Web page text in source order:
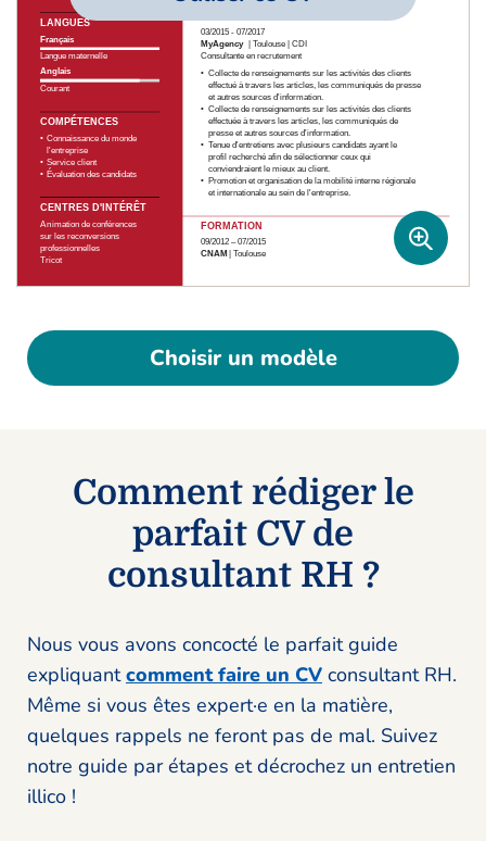
Choisir un modèle
Comment rédiger le
parfait CV de
consultant RH ?
Nous vous avons concocté le parfait guide
expliquantcomment faire un CV consultant RH.
Même si vous êtes expert·e en la matière,
quelques rappels ne feront pas de mal. Suivez
notre guide par étapes et décrochez un entretien
illico !